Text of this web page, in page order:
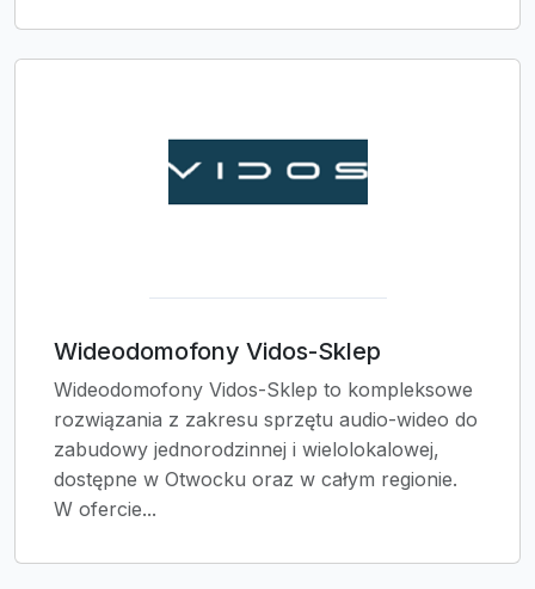
Wideodomofony Vidos-Sklep
Wideodomofony Vidos-Sklep to kompleksowe
rozwiązania z zakresu sprzętu audio-wideo do
zabudowy jednorodzinnej i wielolokalowej,
dostępne w Otwocku oraz w całym regionie.
W ofercie...